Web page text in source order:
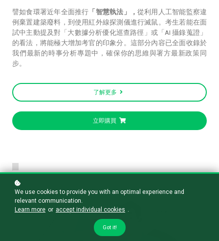
譬如食環署近年全面推行 「智慧執法」 ，從利用人工智能監察違
例棄置建築廢料，到使用紅外線探測儀進行滅鼠。考生若能在面
試中主動提及對「大數據分析優化巡查路徑」或「AI 攝錄蒐證」
的看法，將能極大增加考官的印象分。這部分內容已全面收錄於
我們最新的時事分析專題中，確保你的思維與署方最新政策同
步。
了解更多
立即購買
We use cookies to provide you with an optimal experience and
relevant communication.
Learn more or accept individual cookies .
Got it!